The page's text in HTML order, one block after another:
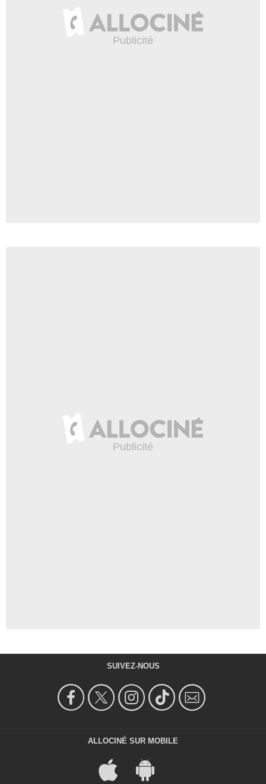
SUIVEZ-NOUS
ALLOCINÉ SUR MOBILE